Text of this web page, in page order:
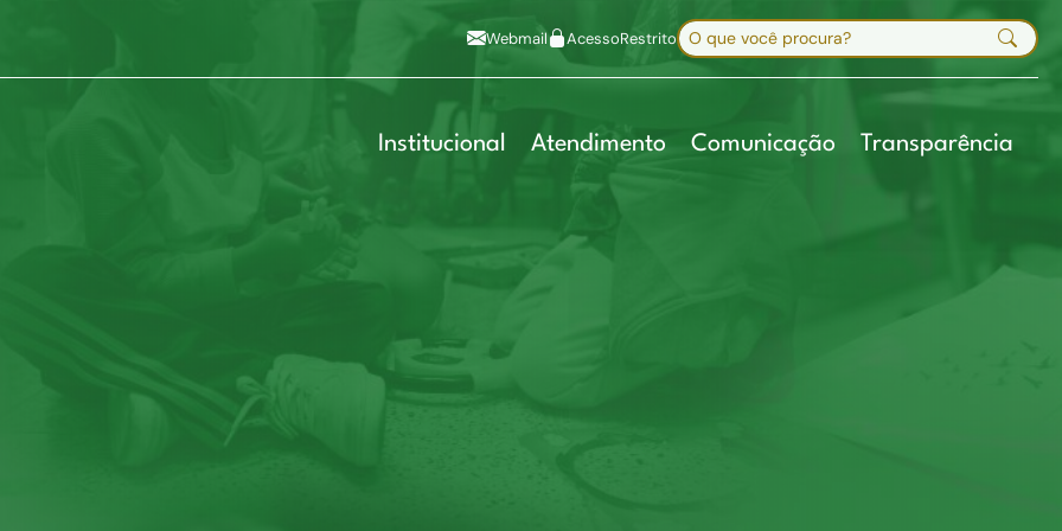
Mapa do site
Webmail AcessoRestritoBuscar no site
Digite sua busca e pressione Enter
Institucional Atendimento Comunicação Transparência